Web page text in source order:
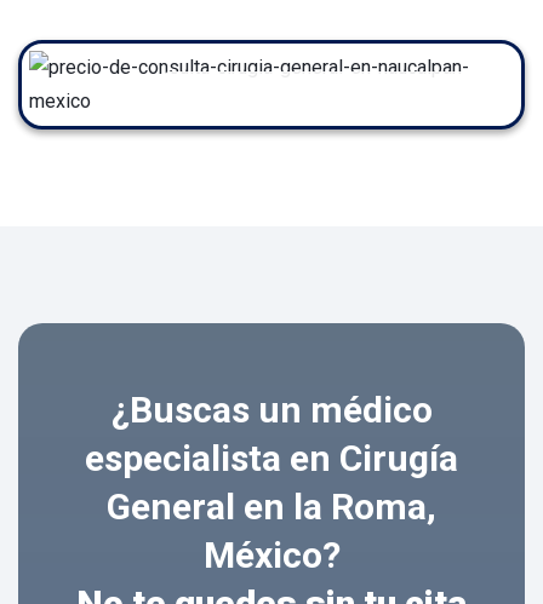
¿Buscas un médico
especialista en Cirugía
General en la Roma,
México?